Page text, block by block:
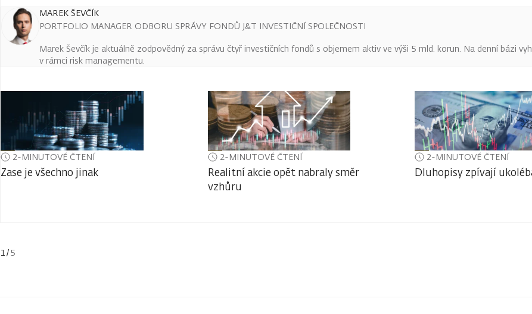
MAREK ŠEVČÍK
PORTFOLIO MANAGER ODBORU SPRÁVY FONDŮ J&T INVESTIČNÍ SPOLEČNOSTI
Marek Ševčík je aktuálně zodpovědný za správu čtyř investičních fondů s objemem aktiv ve výši 5 mld. korun. Na denní bázi
v rámci risk managementu.
2-MINUTOVÉ ČTENÍ
Zase je všechno jinak
2-MINUTOVÉ ČTENÍ
Realitní akcie opět nabraly směr
vzhůru
2-MINUTOVÉ ČTENÍ
Dluhopisy zpívají
1 / 5